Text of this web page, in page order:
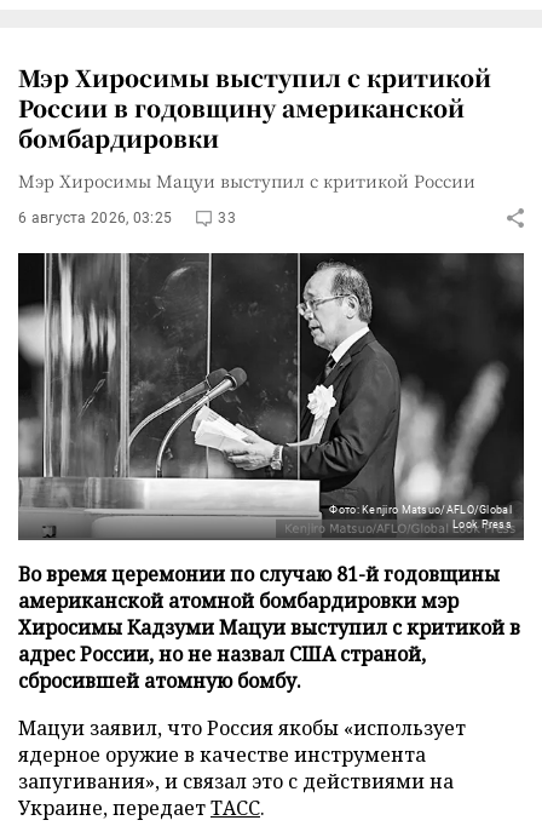
Мэр Хиросимы выступил с критикой
России в годовщину американской
бомбардировки
Мэр Хиросимы Мацуи выступил с критикой России
6 августа 2026, 03:25 33
Фото: Kenjiro Matsuo/AFLO/Global
Look Press
Во время церемонии по случаю 81-й годовщины
американской атомной бомбардировки мэр
Хиросимы Кадзуми Мацуи выступил с критикой в
адрес России, но не назвал США страной,
сбросившей атомную бомбу.
Мацуи заявил, что Россия якобы «использует
ядерное оружие в качестве инструмента
запугивания», и связал это с действиями на
Украине, передаетТАСС.